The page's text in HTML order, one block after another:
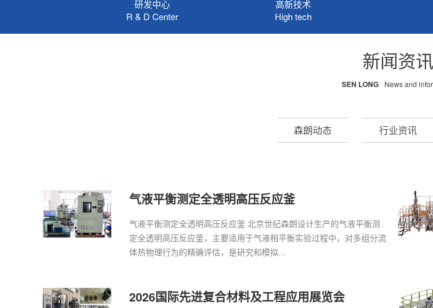
研发中心
R & D Center
高新技术
High tech
新闻资讯
SEN LONG News and
森朗动态 行业资讯
气液平衡测定全透明高压反应釜
气液平衡测定全透明高压反应釜 北京世纪森朗设计生产的气液平衡测
定全透明高压反应釜，主要适用于气液相平衡实验过程中，对多组分流
体热物理行为的精确评估，是研究和模拟...
2026国际先进复合材料及工程应用展览会